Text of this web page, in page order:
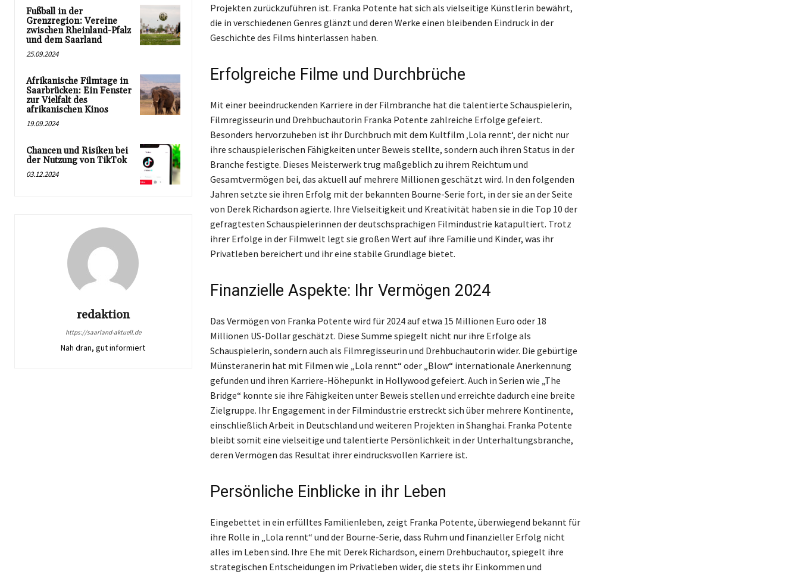
Fußball in der
Grenzregion: Vereine
zwischen Rheinland-Pfalz
und dem Saarland
25.09.2024
Afrikanische Filmtage in
Saarbrücken: Ein Fenster
zur Vielfalt des
afrikanischen Kinos
19.09.2024
Chancen und Risiken bei
der Nutzung von TikTok
03.12.2024
redaktion
https://saarland-aktuell.de
Nah dran, gut informiert
Projekten zurückzuführen ist. Franka Potente hat sich als vielseitige Künstlerin bewährt,
die in verschiedenen Genres glänzt und deren Werke einen bleibenden Eindruck in der
Geschichte des Films hinterlassen haben.
Erfolgreiche Filme und Durchbrüche
Mit einer beeindruckenden Karriere in der Filmbranche hat die talentierte Schauspielerin,
Filmregisseurin und Drehbuchautorin Franka Potente zahlreiche Erfolge gefeiert.
Besonders hervorzuheben ist ihr Durchbruch mit dem Kultfilm ‚Lola rennt‘, der nicht nur
ihre schauspielerischen Fähigkeiten unter Beweis stellte, sondern auch ihren Status in der
Branche festigte. Dieses Meisterwerk trug maßgeblich zu ihrem Reichtum und
Gesamtvermögen bei, das aktuell auf mehrere Millionen geschätzt wird. In den folgenden
Jahren setzte sie ihren Erfolg mit der bekannten Bourne-Serie fort, in der sie an der Seite
von Derek Richardson agierte. Ihre Vielseitigkeit und Kreativität haben sie in die Top 10 der
gefragtesten Schauspielerinnen der deutschsprachigen Filmindustrie katapultiert. Trotz
ihrer Erfolge in der Filmwelt legt sie großen Wert auf ihre Familie und Kinder, was ihr
Privatleben bereichert und ihr eine stabile Grundlage bietet.
Finanzielle Aspekte: Ihr Vermögen 2024
Das Vermögen von Franka Potente wird für 2024 auf etwa 15 Millionen Euro oder 18
Millionen US-Dollar geschätzt. Diese Summe spiegelt nicht nur ihre Erfolge als
Schauspielerin, sondern auch als Filmregisseurin und Drehbuchautorin wider. Die gebürtige
Münsteranerin hat mit Filmen wie „Lola rennt“ oder „Blow“ internationale Anerkennung
gefunden und ihren Karriere-Höhepunkt in Hollywood gefeiert. Auch in Serien wie „The
Bridge“ konnte sie ihre Fähigkeiten unter Beweis stellen und erreichte dadurch eine breite
Zielgruppe. Ihr Engagement in der Filmindustrie erstreckt sich über mehrere Kontinente,
einschließlich Arbeit in Deutschland und weiteren Projekten in Shanghai. Franka Potente
bleibt somit eine vielseitige und talentierte Persönlichkeit in der Unterhaltungsbranche,
deren Vermögen das Resultat ihrer eindrucksvollen Karriere ist.
Persönliche Einblicke in ihr Leben
Eingebettet in ein erfülltes Familienleben, zeigt Franka Potente, überwiegend bekannt für
ihre Rolle in „Lola rennt“ und der Bourne-Serie, dass Ruhm und finanzieller Erfolg nicht
alles im Leben sind. Ihre Ehe mit Derek Richardson, einem Drehbuchautor, spiegelt ihre
strategischen Entscheidungen im Privatleben wider, die stets ihr Einkommen und